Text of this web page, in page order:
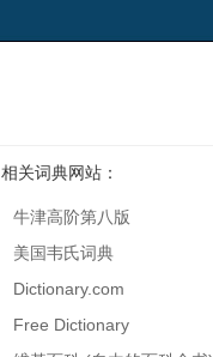
相关词典网站：
牛津高阶第八版
美国韦氏词典
Dictionary.com
Free Dictionary